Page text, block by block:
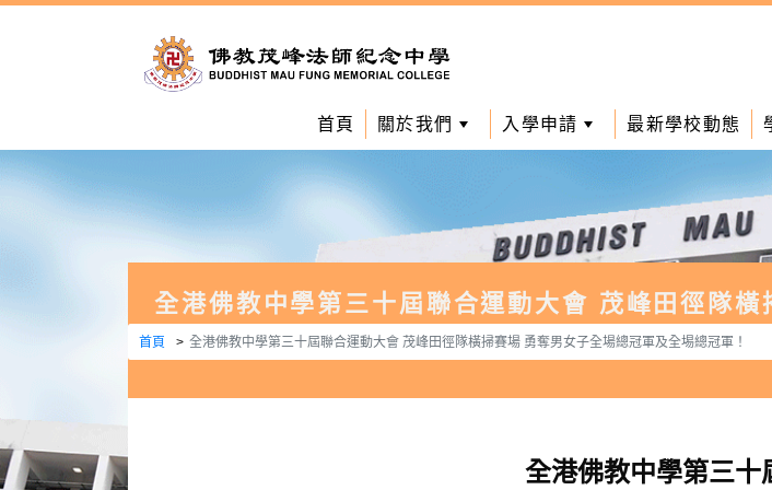
首頁 關於我們 入學申請 最新學校動態
全港佛教中學第三十屆聯合運動大會 茂峰田徑隊
首頁 全港佛教中學第三十屆聯合運動大會 茂峰田徑隊橫掃賽場 勇奪男女子全場總冠軍及全埸總冠軍！
全港佛教中學第三十